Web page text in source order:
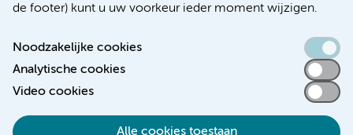
de footer) kunt u uw voorkeur ieder moment wijzigen.
Noodzakelijke cookies
Analytische cookies
Video cookies
Alle cookies toestaan
Toegankelijkheidsverklaring